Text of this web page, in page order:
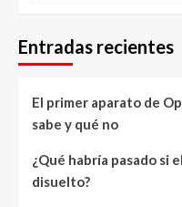
Entradas recientes
El primer aparato de
sabe y qué no
¿Qué habría pasado si
disuelto?